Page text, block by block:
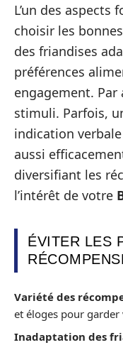
L’un des aspects
choisir les
des friandises
préférences
engagement. Par
stimuli. Parfois,
indication
aussi
diversifiant les
l’intérêt de votre
ÉVITER LES
Variété des
et éloges pour
Inadaptation des